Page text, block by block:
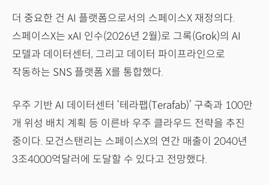
더 중요한 건 AI 플랫폼으로서의 스페이스X 재정의다.
스페이스X는 xAI 인수(2026년 2월)로 그록(Grok)의 AI
모델과 데이터센터, 그리고 데이터 파이프라인으로
작동하는 SNS 플랫폼 X를 통합했다.
우주 기반 AI 데이터센터 ‘테라팹(Terafab)’ 구축과 100만
개 위성 배치 계획 등 이른바 우주 클라우드 전략을 추진
중이다. 모건스탠리는 스페이스X의 연간 매출이 2040년
3조4000억달러에 도달할 수 있다고 전망했다.